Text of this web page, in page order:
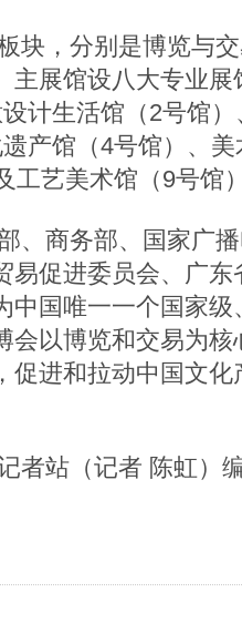
块，分别是博览与
主展馆设八大专业
计生活馆（2号馆
遗产馆（4号馆）、
工艺美术馆（9号馆
、商务部、国家广
易促进委员会、广
中国唯一一个国家
会以博览和交易为
促进和拉动中国文
者站（记者 陈虹）